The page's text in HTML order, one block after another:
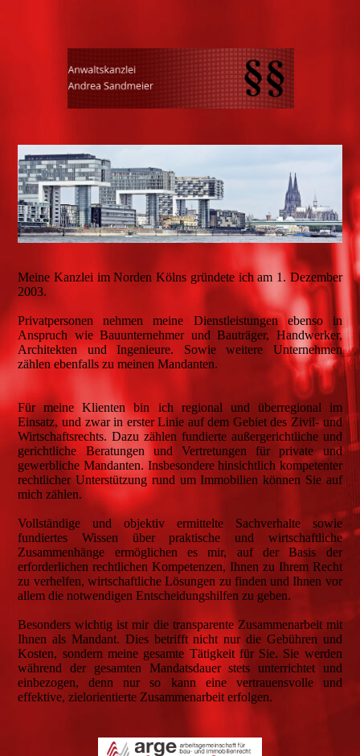
Meine Kanzlei im Norden Kölns gründete ich am 1. Dezember
2003.
Privatpersonen nehmen meine Dienstleistungen ebenso in
Anspruch wie Bauunternehmer und Bauträger, Handwerker,
Architekten und Ingenieure. Sowie weitere Unternehmen
zählen ebenfalls zu meinen Mandanten.
Für meine Klienten bin ich regional und überregional im
Einsatz, und zwar in erster Linie auf dem Gebiet des Zivil- und
Wirtschaftsrechts. Dazu zählen fundierte außergerichtliche und
gerichtliche Beratungen und Vertretungen für private und
gewerbliche Mandanten. Insbesondere hinsichtlich kompetenter
rechtlicher Unterstützung rund um Immobilien können Sie auf
mich zählen.
Vollständige und objektiv ermittelte Sachverhalte sowie
fundiertes Wissen über praktische und wirtschaftliche
Zusammenhänge ermöglichen es mir, auf der Basis der
erforderlichen rechtlichen Kompetenzen, Ihnen zu Ihrem Recht
zu verhelfen, wirtschaftliche Lösungen zu finden und Ihnen vor
allem die notwendigen Entscheidungshilfen zu geben.
Besonders wichtig ist mir die transparente Zusammenarbeit mit
Ihnen als Mandant. Dies betrifft nicht nur die Gebühren und
Kosten, sondern meine gesamte Tätigkeit für Sie. Sie werden
während der gesamten Mandatsdauer stets unterrichtet und
einbezogen, denn nur so kann eine vertrauensvolle und
effektive, zielorientierte Zusammenarbeit erfolgen.